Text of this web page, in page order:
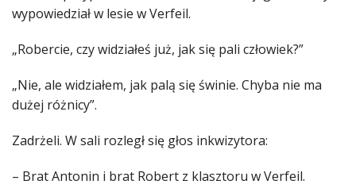
wypowiedział w lesie w Verfeil.
„Robercie, czy widziałeś już, jak się pali człowiek?”
„Nie, ale widziałem, jak palą się świnie. Chyba nie ma
dużej różnicy”.
Zadrżeli. W sali rozległ się głos inkwizytora:
– Brat Antonin i brat Robert z klasztoru w Verfeil.